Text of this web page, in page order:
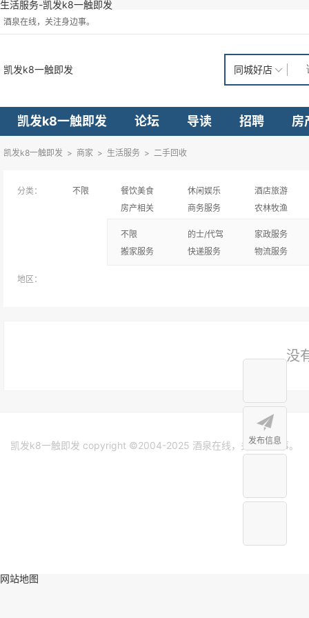
生活服务-凯发k8一触即发
酒泉在线，关注身边事。
凯发k8一触即发 同城好店
凯发k8一触即发 论坛 导读 招聘 房
凯发k8一触即发 > 商家 > 生活服务 > 二手回收
分类： 不限 餐饮美食 休闲娱乐
酒店旅游
房产相关
商务服务 农林牧渔
不限 的士/代驾
家政服务
搬家服务
快递服务 物流服务
地区：
没
凯发k8一触即发 copyright ©2004-2025 酒泉在线，关注身边事。
发布信息
网站地图